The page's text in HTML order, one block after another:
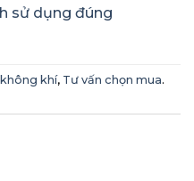
sử dụng đúng
khí, Tư vấn chọn mua.